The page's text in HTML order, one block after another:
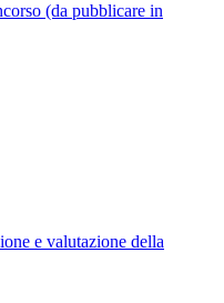
(da pubblicare in
e valutazione della